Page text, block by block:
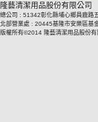
隆藝清潔用品股份有限公司
總公司 : 51342彰化縣埔心鄉員鹿
北部營業處 : 20445基隆市安樂
版權所有©2014 隆藝清潔用品股份有